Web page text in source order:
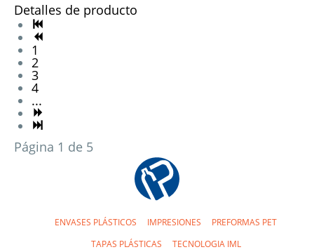
Detalles de producto
1
2
3
4
...
Página 1 de 5
ENVASES PLÁSTICOS IMPRESIONES
PREFORMAS PET
TAPAS PLÁSTICAS
TECNOLOGIA IML